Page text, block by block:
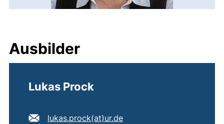
Ausbilder
Lukas Prock
E-Mail Adresse:
lukas.prock​(at)​ur.de(öffnet Ihr E-Mail-